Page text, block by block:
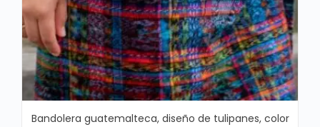
Bandolera guatemalteca, diseño de tulipanes, color